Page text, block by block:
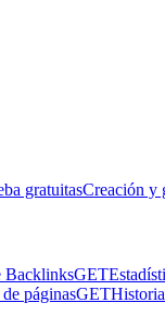
gratuitasCreación y
BacklinksGET
páginasGET